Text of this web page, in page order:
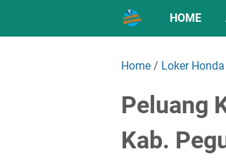
HOME
Home / Loker Honda
Peluang
Kab.